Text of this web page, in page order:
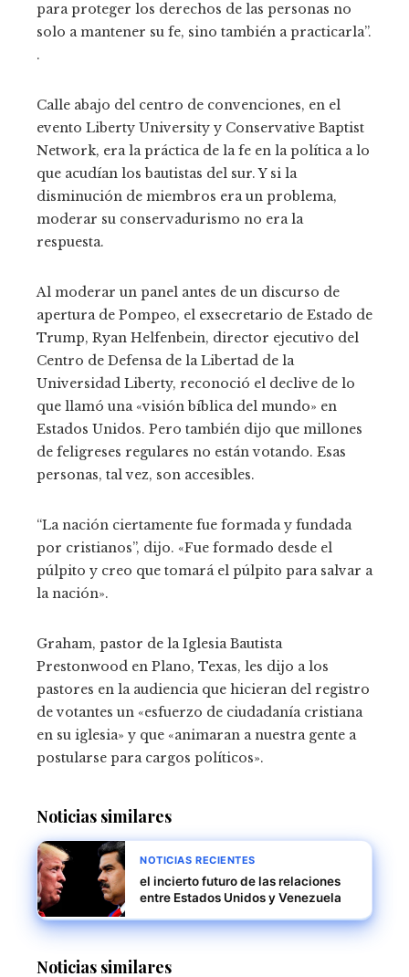
para proteger los derechos de las personas no
solo a mantener su fe, sino también a practicarla”.
.
Calle abajo del centro de convenciones, en el
evento Liberty University y Conservative Baptist
Network, era la práctica de la fe en la política a lo
que acudían los bautistas del sur. Y si la
disminución de miembros era un problema,
moderar su conservadurismo no era la
respuesta.
Al moderar un panel antes de un discurso de
apertura de Pompeo, el exsecretario de Estado de
Trump, Ryan Helfenbein, director ejecutivo del
Centro de Defensa de la Libertad de la
Universidad Liberty, reconoció el declive de lo
que llamó una «visión bíblica del mundo» en
Estados Unidos. Pero también dijo que millones
de feligreses regulares no están votando. Esas
personas, tal vez, son accesibles.
“La nación ciertamente fue formada y fundada
por cristianos”, dijo. «Fue formado desde el
púlpito y creo que tomará el púlpito para salvar a
la nación».
Graham, pastor de la Iglesia Bautista
Prestonwood en Plano, Texas, les dijo a los
pastores en la audiencia que hicieran del registro
de votantes un «esfuerzo de ciudadanía cristiana
en su iglesia» y que «animaran a nuestra gente a
postularse para cargos políticos».
Noticias similares
NOTICIAS RECIENTES
el incierto futuro de las relaciones
entre Estados Unidos y Venezuela
Noticias similares